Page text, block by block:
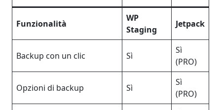
Funzionalità
WP
Staging
Jetpack
Backup con un clic Sì
Sì
(PRO)
Opzioni di backup Sì
Sì
(PRO)